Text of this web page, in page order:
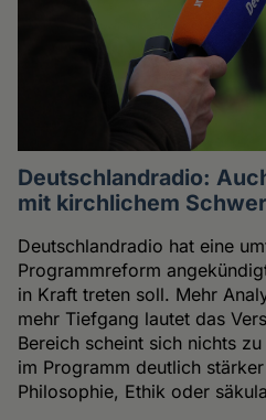
Deutschlandradio:
mit kirchlichem
Deutschlandradio hat eine
Programmreform
in Kraft treten soll. Mehr
mehr Tiefgang lautet das
Bereich scheint sich nichts
im Programm deutlich
Philosophie, Ethik oder